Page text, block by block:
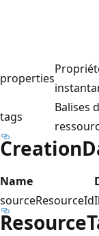
properties
tags
Balises
Name
sourceResourceId